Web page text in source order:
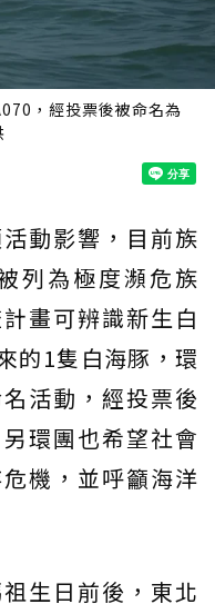
，經投票後被命名為
動影響，目前族
列為極度瀕危族
畫可辨識新生白
的1隻白海豚，環
活動，經投票後
環團也希望社會
機，並呼籲海洋
生日前後，東北